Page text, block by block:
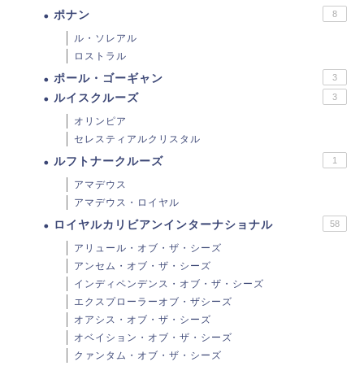
ポナン 8
ル・ソレアル
ロストラル
ポール・ゴーギャン 3
ルイスクルーズ 3
オリンピア
セレスティアルクリスタル
ルフトナークルーズ 1
アマデウス
アマデウス・ロイヤル
ロイヤルカリビアンインターナショナル 58
アリュール・オブ・ザ・シーズ
アンセム・オブ・ザ・シーズ
インディペンデンス・オブ・ザ・シーズ
エクスプローラーオブ・ザシーズ
オアシス・オブ・ザ・シーズ
オベイション・オブ・ザ・シーズ
クァンタム・オブ・ザ・シーズ